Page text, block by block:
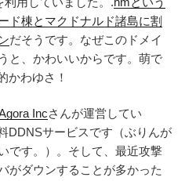
ド棟とマクドナルド諸島に割
だそうです。なぜこのドメイ
と、かわいいからです。萌で
かわゆさ！
Incさんが運営してい
DDNSサービスです（ぶりんが
です。）。そして、最近攻撃
がダウンすることが多かった